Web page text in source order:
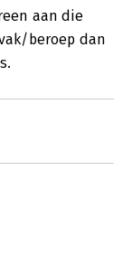
aan die
beroep dan